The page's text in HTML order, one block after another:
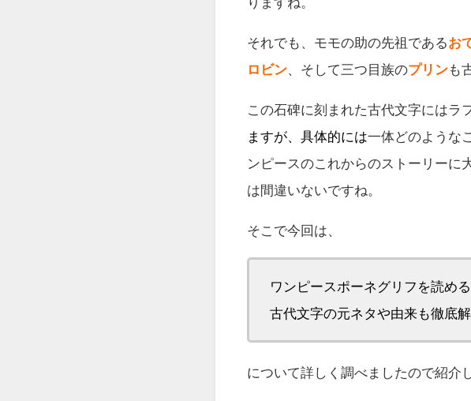
それでも、モモの助の先祖であるお
ロビン、そして三つ目族のプリンも
この石碑に刻まれた古代文字にはラ
ますが、具体的には一体どのような
ンピースのこれからのストーリーに
は間違いないですね。
そこで今回は、
ワンピースポーネグリフを読め
古代文字の元ネタや由来も徹底解
について詳しく調べましたので紹介